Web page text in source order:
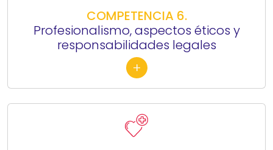
COMPETENCIA 6.
Profesionalismo, aspectos éticos y
responsabilidades legales
+